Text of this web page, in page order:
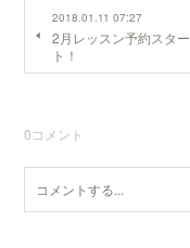
2018.01.11 07:27
2月レッスン予約スター
ト！
0コメント